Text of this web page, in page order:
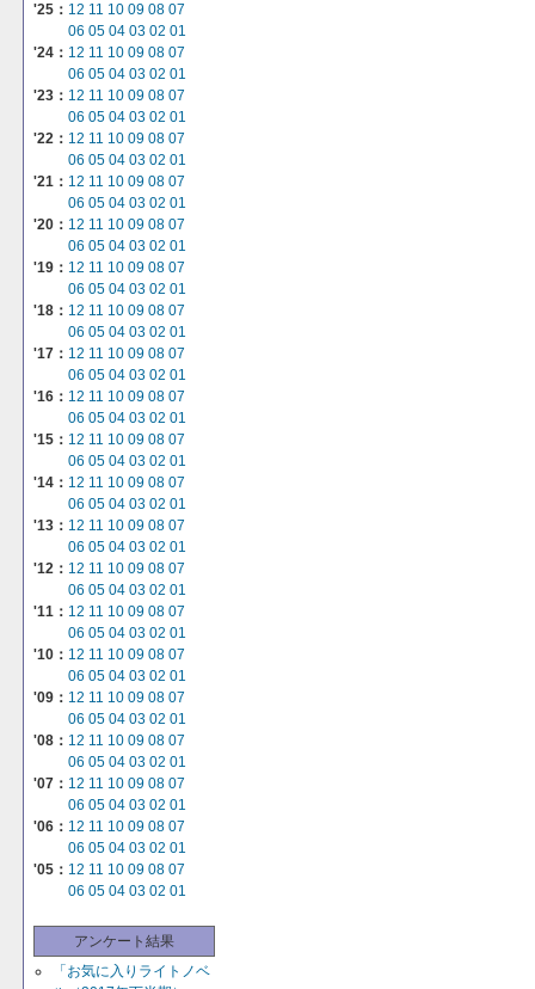
'25： 12 11 10 09 08 07
06 05 04 03 02 01
'24： 12 11 10 09 08 07
06 05 04 03 02 01
'23： 12 11 10 09 08 07
06 05 04 03 02 01
'22： 12 11 10 09 08 07
06 05 04 03 02 01
'21： 12 11 10 09 08 07
06 05 04 03 02 01
'20： 12 11 10 09 08 07
06 05 04 03 02 01
'19： 12 11 10 09 08 07
06 05 04 03 02 01
'18： 12 11 10 09 08 07
06 05 04 03 02 01
'17： 12 11 10 09 08 07
06 05 04 03 02 01
'16： 12 11 10 09 08 07
06 05 04 03 02 01
'15： 12 11 10 09 08 07
06 05 04 03 02 01
'14： 12 11 10 09 08 07
06 05 04 03 02 01
'13： 12 11 10 09 08 07
06 05 04 03 02 01
'12： 12 11 10 09 08 07
06 05 04 03 02 01
'11： 12 11 10 09 08 07
06 05 04 03 02 01
'10： 12 11 10 09 08 07
06 05 04 03 02 01
'09： 12 11 10 09 08 07
06 05 04 03 02 01
'08： 12 11 10 09 08 07
06 05 04 03 02 01
'07： 12 11 10 09 08 07
06 05 04 03 02 01
'06： 12 11 10 09 08 07
06 05 04 03 02 01
'05： 12 11 10 09 08 07
06 05 04 03 02 01
アンケート結果
「お気に入りライトノベ